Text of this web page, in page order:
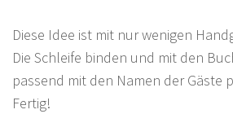
Diese Idee ist mit nur wenigen
Die Schleife binden und mit den
passend mit den Namen der Gäste
Fertig!